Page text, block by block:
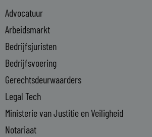
d
i
n
-
i
n
Advocatuur
Arbeidsmarkt
Bedrijfsjuristen
Bedrijfsvoering
Gerechtsdeurwaarders
Legal Tech
Ministerie van Justitie en Veiligheid
Notariaat